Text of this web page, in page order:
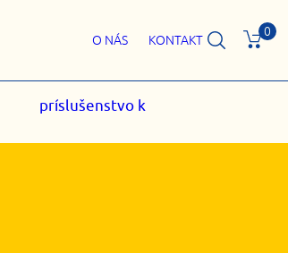
O NÁS KONTAKT
0
príslušenstvo k